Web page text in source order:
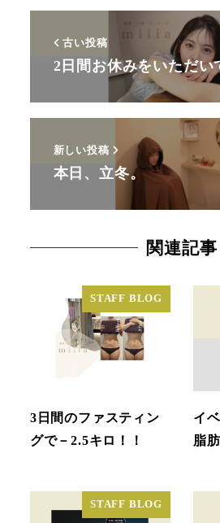
古い投稿
2日間お休みをいただい
新しい投稿
本日、立冬。
関連記事
STAFF BLOG
3日間のファスティン
グで－2.5キロ！！
イ
脂
STAFF BLOG